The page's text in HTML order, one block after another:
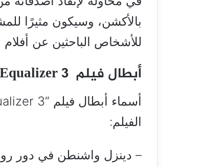
للأشخاص الباحثين عن أفلام
أبطال فيلم The Equalizer 3
الفيلم:
– دينزل واشنطن في دور